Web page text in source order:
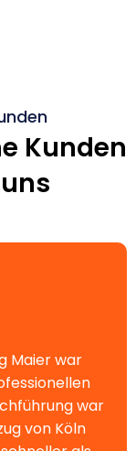
Kunden
Maier war
war
von Köln